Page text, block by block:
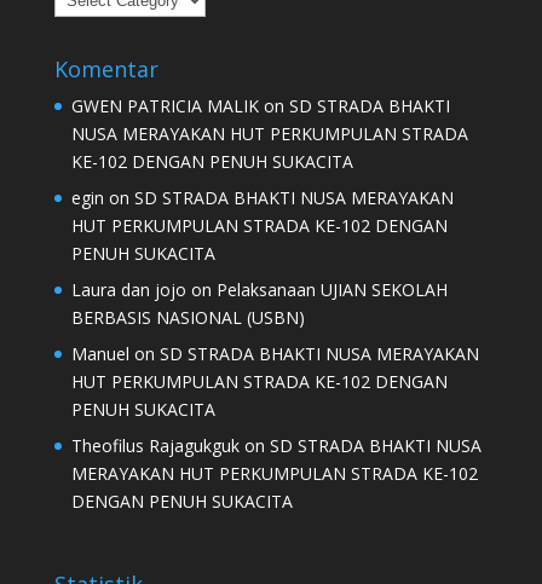
Komentar
GWEN PATRICIA MALIKon SD STRADA BHAKTI
NUSA MERAYAKAN HUT PERKUMPULAN STRADA
KE-102 DENGAN PENUH SUKACITA
egin on SD STRADA BHAKTI NUSA MERAYAKAN
HUT PERKUMPULAN STRADA KE-102 DENGAN
PENUH SUKACITA
Laura dan jojo on Pelaksanaan UJIAN SEKOLAH
BERBASIS NASIONAL (USBN)
Manuel on SD STRADA BHAKTI NUSA MERAYAKAN
HUT PERKUMPULAN STRADA KE-102 DENGAN
PENUH SUKACITA
Theofilus Rajagukgukon SD STRADA BHAKTI NUSA
MERAYAKAN HUT PERKUMPULAN STRADA KE-102
DENGAN PENUH SUKACITA